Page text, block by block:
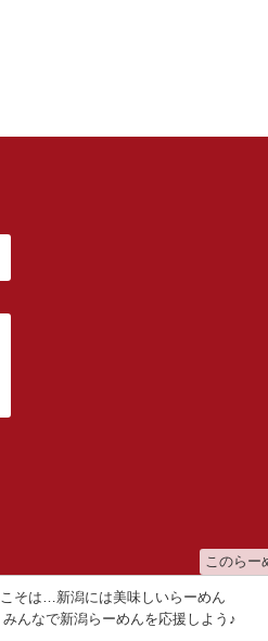
このらー
そは…新潟には美味しいらーめん
んなで新潟らーめんを応援しよう♪